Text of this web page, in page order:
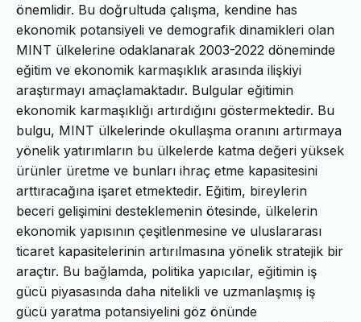
önemlidir. Bu doğrultuda çalışma, kendine has
ekonomik potansiyeli ve demografik dinamikleri olan
MINT ülkelerine odaklanarak 2003-2022 döneminde
eğitim ve ekonomik karmaşıklık arasında ilişkiyi
araştırmayı amaçlamaktadır. Bulgular eğitimin
ekonomik karmaşıklığı artırdığını göstermektedir. Bu
bulgu, MINT ülkelerinde okullaşma oranını artırmaya
yönelik yatırımların bu ülkelerde katma değeri yüksek
ürünler üretme ve bunları ihraç etme kapasitesini
arttıracağına işaret etmektedir. Eğitim, bireylerin
beceri gelişimini desteklemenin ötesinde, ülkelerin
ekonomik yapısının çeşitlenmesine ve uluslararası
ticaret kapasitelerinin artırılmasına yönelik stratejik bir
araçtır. Bu bağlamda, politika yapıcılar, eğitimin iş
gücü piyasasında daha nitelikli ve uzmanlaşmış iş
gücü yaratma potansiyelini göz önünde